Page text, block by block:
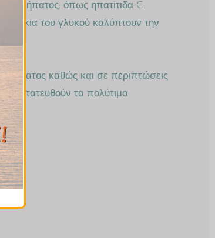
του ήπατος: όπως ηπατίτιδα C.
του γλυκού καλύπτουν την
ήπατος καθώς και σε περιπτώσεις
τα πολύτιμα